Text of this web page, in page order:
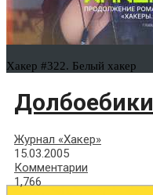
Хакер #322. Белый хакер
Долбоебики
Журнал «Хакер»
15.03.2005
Комментарии
1,766